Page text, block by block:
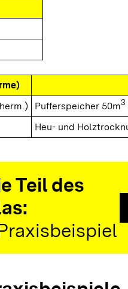
Pufferspeicher 50m3
Heu- und
Teil des